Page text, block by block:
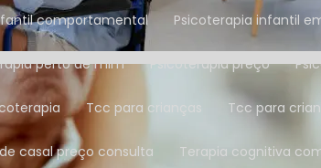
comportamental Psicoterapia infantil
perto de mim Psicoterapia preço
Tcc para crianças Tcc para
de casal preço consulta Terapia cognitiva